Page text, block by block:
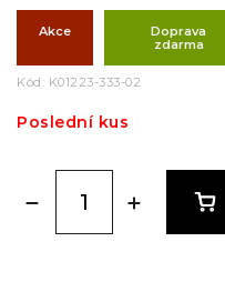
Akce
Doprava
zdarma
Kód: K01223-333-02
Poslední kus